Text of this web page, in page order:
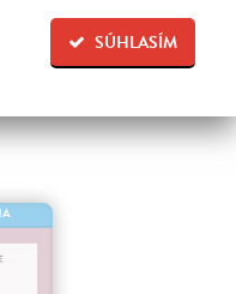
SÚHLASÍM